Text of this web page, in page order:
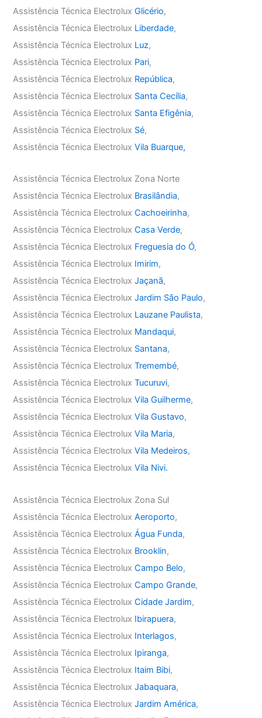
Assistência Técnica ElectroluxGlicério,
Assistência Técnica Electrolux Liberdade,
Assistência Técnica Electrolux Luz,
Assistência Técnica Electrolux Pari,
Assistência Técnica Electrolux República,
Assistência Técnica Electrolux Santa Cecília,
Assistência Técnica Electrolux Santa Efigênia,
Assistência Técnica Electrolux Sé,
Assistência Técnica ElectroluxVila Buarque,
Assistência Técnica Electrolux Zona Norte
Assistência Técnica Electrolux Brasilândia,
Assistência Técnica ElectroluxCachoeirinha,
Assistência Técnica ElectroluxCasa Verde,
Assistência Técnica Electrolux Freguesia do Ó,
Assistência Técnica Electrolux Imirim,
Assistência Técnica ElectroluxJaçanã,
Assistência Técnica ElectroluxJardim São Paulo,
Assistência Técnica Electrolux Lauzane Paulista,
Assistência Técnica Electrolux Mandaqui,
Assistência Técnica Electrolux Santana,
Assistência Técnica ElectroluxTremembé,
Assistência Técnica ElectroluxTucuruvi,
Assistência Técnica ElectroluxVila Guilherme,
Assistência Técnica ElectroluxVila Gustavo,
Assistência Técnica ElectroluxVila Maria,
Assistência Técnica ElectroluxVila Medeiros,
Assistência Técnica ElectroluxVila Nivi.
Assistência Técnica Electrolux Zona Sul
Assistência Técnica ElectroluxAeroporto,
Assistência Técnica ElectroluxÁgua Funda,
Assistência Técnica Electrolux Brooklin,
Assistência Técnica ElectroluxCampo Belo,
Assistência Técnica ElectroluxCampo Grande,
Assistência Técnica ElectroluxCidade Jardim,
Assistência Técnica Electrolux Ibirapuera,
Assistência Técnica Electrolux Interlagos,
Assistência Técnica Electrolux Ipiranga,
Assistência Técnica Electrolux Itaim Bibi,
Assistência Técnica ElectroluxJabaquara,
Assistência Técnica ElectroluxJardim América,